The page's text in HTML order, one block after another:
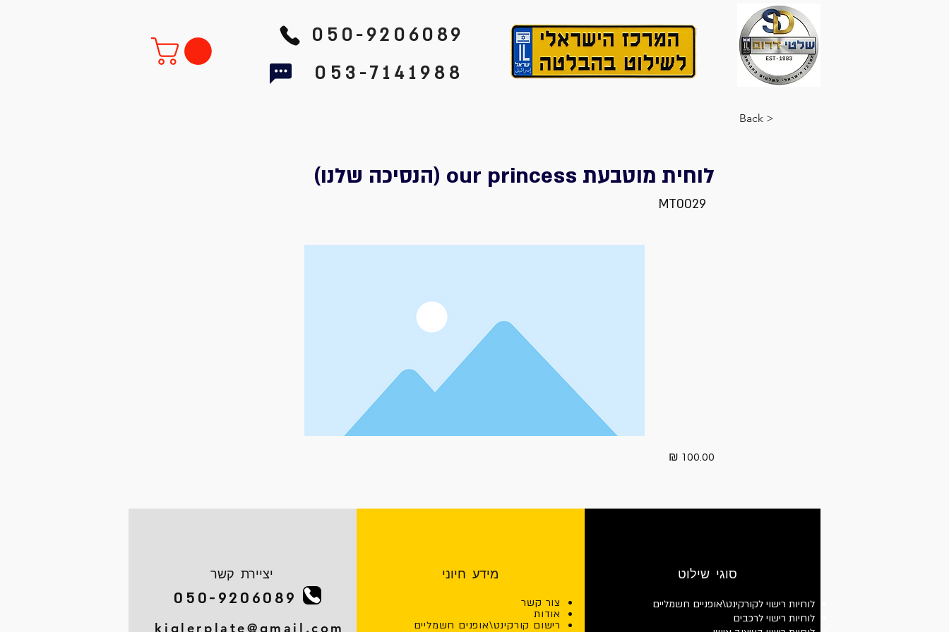
050-9206089
053-7141988
< Back
לוחית מוטבעת our princess (הנסיכה שלנו)
MT0029
100.00 ₪
יציירת קשר
050-9206089
kiglerplate@gmail.com
מידע חיוני
צור קשר
אודות
רישום קורקינט\אופנים חשמליים
סוגי שילוט
לוחיות רישוי לקורקינט\אופניים חשמליים
לוחיות רישוי לרכבים